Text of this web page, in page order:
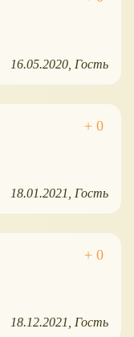
16.05.2020 Гость
18.01.2021
Гость
18.12.2021
Гость